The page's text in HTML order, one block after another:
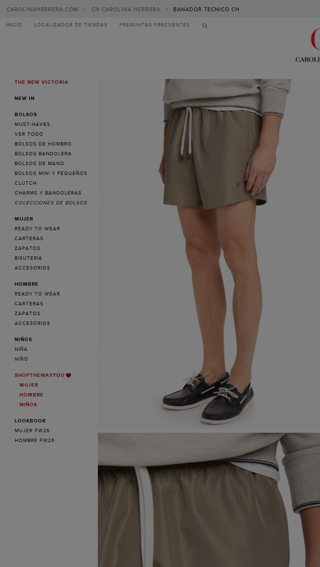
CAROLINAHERRERA.COM > CH CAROLINA HERRERA > BANADOR TECNICO CH
INICIO LOCALIZADOR DE TIENDAS PREGUNTAS FRECUENTES
MENUTHE NEW VICTORIA
NEW IN
BOLSOS
MUST-HAVES
VER TODO
BOLSOS DE HOMBRO
BOLSOS BANDOLERA
BOLSOS DE MANO
BOLSOS MINI Y PEQUEÑOS
CLUTCH
CHARMS Y BANDOLERAS
COLECCIONES DE BOLSOS
MUJER
READY TO WEAR
CARTERAS
ZAPATOS
BISUTERÍA
ACCESORIOS
HOMBRE
READY TO WEAR
CARTERAS
ZAPATOS
ACCESORIOS
NIÑOS
NIÑA
NIÑO
SHOPTHEWAYYOU
MUJER
HOMBRE
NIÑOS
LOOKBOOK
MUJER FW26
HOMBRE FW26